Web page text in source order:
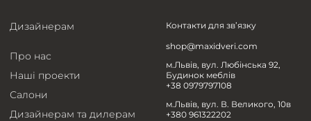
Дизайнерам
Про нас
Наші проекти
Салони
Дизайнерам та дилерам
Контакти для зв’язку
shop@maxidveri.com
м.Львів, вул. Любінська 92,
Будинок меблів
+38 0979797108
м.Львів, вул. В. Великого, 10в
+380 961322202